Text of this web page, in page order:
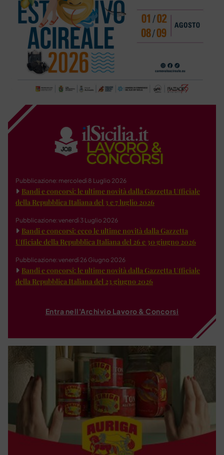
Pubblicazione: mercoledì 8 Luglio 2026
Bandi e concorsi: le ultime novità dalla Gazzetta Ufficiale
della Repubblica Italiana del 3 e 7 luglio 2026
Pubblicazione: venerdì 3 Luglio 2026
Bandi e concorsi: ecco le ultime novità dalla Gazzetta
Ufficiale della Repubblica Italiana del 26 e 30 giugno 2026
Pubblicazione: venerdì 26 Giugno 2026
Bandi e concorsi: le ultime novità dalla Gazzetta Ufficiale
della Repubblica Italiana del 23 giugno 2026
Entra nell'Archivio Lavoro & Concorsi